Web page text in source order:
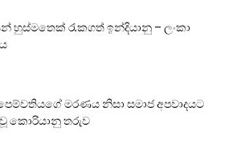
හුස්මතෙක් රැකගත් ඉන්දියානු – ලංකා
මරණය නිසා සමාජ අපවාදයට
කොරියානු තරුව